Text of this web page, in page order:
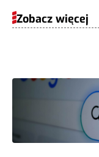
Zobacz więcej